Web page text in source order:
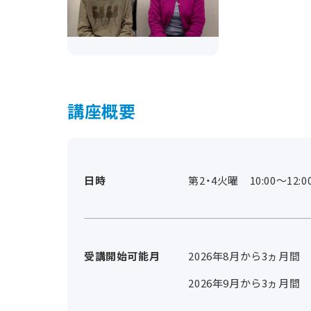
講座概要
日時 第2・4火曜 10:00～
受講開始可能月
2026年8月から3ヵ月間
2026年9月から3ヵ月間